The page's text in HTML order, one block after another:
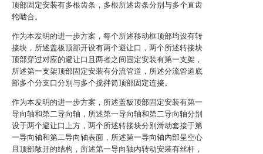
顶部固定安装有多根齿条，多根所述齿条分别与多个直齿
轮啮合。
作为本发明的进一步方案，每个所述移动框顶部均设有转
接块，所述盖板顶部开设有两个避让口，两个所述转接块
顶部穿过对应的避让口且两者之间固定安装有第一支架，
所述第一支架顶部固定安装有分流管道，所述分流管道底
部多个分支口分别与多个搅拌筒顶部固定连接。
作为本发明的进一步方案，所述盖板顶部固定安装有第一
导向轴和第二导向轴，所述第一导向轴和第二导向轴分别
设于两个避让口上方，两个所述转接块分别滑动套接于第
一导向轴和第二导向轴表面，所述第一导向轴内部呈空心
且顶部敞开的结构，所述第一导向轴内转动安装有丝杆，